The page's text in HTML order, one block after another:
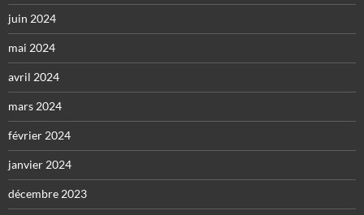
juin 2024
mai 2024
avril 2024
mars 2024
février 2024
janvier 2024
décembre 2023